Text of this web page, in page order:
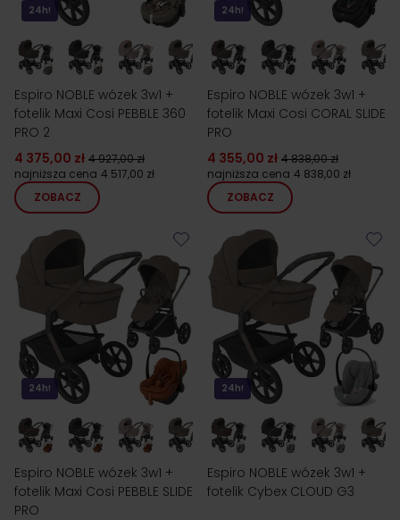
24h!
Espiro NOBLE wózek 3w1 +
fotelik Maxi Cosi PEBBLE 360
PRO 2
4 375,00 zł 4 927,00 zł
najniższa cena 4 517,00 zł
ZOBACZ
24h!
Espiro NOBLE wózek 3w1 +
fotelik Maxi Cosi CORAL SLIDE
PRO
4 355,00 zł 4 838,00 zł
najniższa cena 4 838,00 zł
ZOBACZ
24h!
Espiro NOBLE wózek 3w1 +
fotelik Maxi Cosi PEBBLE SLIDE
PRO
24h!
Espiro NOBLE wózek 3w1 +
fotelik Cybex CLOUD G3